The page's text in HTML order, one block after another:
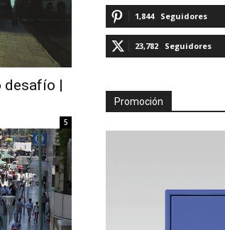
desafío |
5
1,844 Seguidores
23,782 Seguidores
Promoción